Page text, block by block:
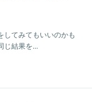
してみてもいいのかも
じ結果を...